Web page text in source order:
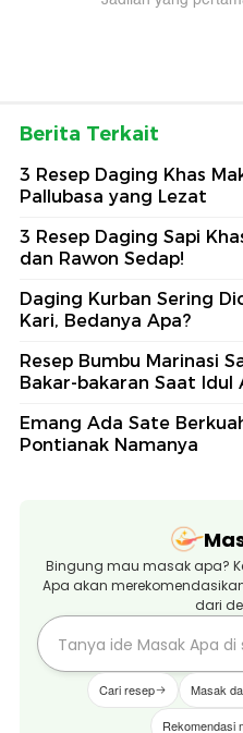
Berita Terkait
3 Resep Daging Khas
Pallubasa yang Lezat
3 Resep Daging Sapi
dan Rawon Sedap!
Daging Kurban Sering
Kari, Bedanya Apa?
Resep Bumbu Marinasi
Bakar-bakaran Saat Idul
Emang Ada Sate
Pontianak Namanya
Bingung mau masak apa?
Apa akan
dari
Cari resep Masak
Rekomendasi